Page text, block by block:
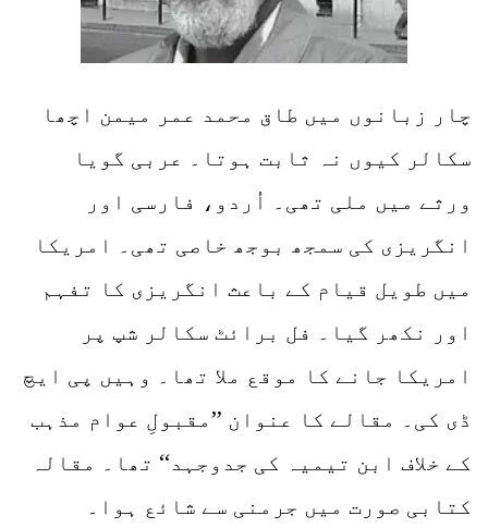
چار زبانوں میں طاق محمد عمر میمن اچھا
سکالر کیوں نہ ثابت ہوتا۔ عربی گویا
ورثے میں ملی تھی۔ اُردو، فارسی اور
انگریزی کی سمجھ بوجھ خاصی تھی۔ امریکا
میں طویل قیام کے باعث انگریزی کا تفہم
اور نکھر گیا۔ فل برائٹ سکالر شپ پر
امریکا جانے کا موقع ملا تھا۔ وہیں پی ایچ
ڈی کی۔ مقالے کا عنوان ’’مقبولِ عوام مذہب
کے خلاف ابن تیمیہ کی جدوجہد‘‘ تھا۔ مقالہ
کتابی صورت میں جرمنی سے شائع ہوا۔